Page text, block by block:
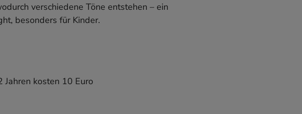
verschiedene Töne entstehen – ein
besonders für Kinder.
Jahren kosten 10 Euro